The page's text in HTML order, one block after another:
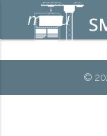
menu
©